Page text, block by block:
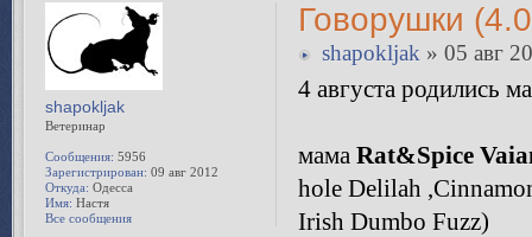
Говорушки
shapokljak » 05 авг
4 августа родились
мама Rat&Spice
hole Delilah
Irish Dumbo Fuzz)
shapokljak
Ветеринар
Сообщения: 5956
Зарегистрирован: 09 авг 2012
Откуда: Одесса
Имя: Настя
Все сообщения